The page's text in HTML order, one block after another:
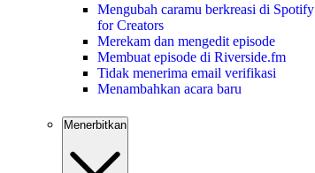
Mengubah caramu berkreasi di Spotify
for Creators
Merekam dan mengedit episode
Membuat episode di Riverside.fm
Tidak menerima email verifikasi
Menambahkan acara baru
Menerbitkan